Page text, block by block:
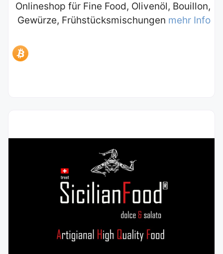
Onlineshop für Fine Food, Olivenöl, Bouillon,
Gewürze, Frühstücksmischungen mehr Info